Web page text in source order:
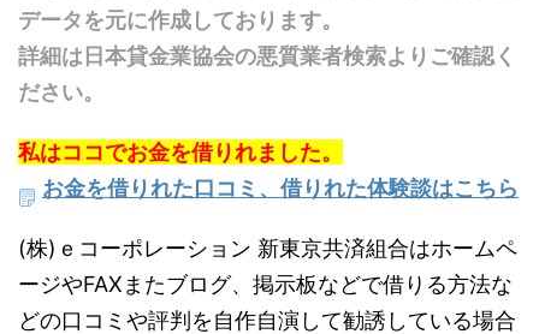
データを元に作成しております。
詳細は日本貸金業協会の悪質業者検索よりご確認く
ださい。
私はココでお金を借りれました。
お金を借りれた口コミ、借りれた体験談はこちら
(株)ｅコーポレーション 新東京共済組合はホームペ
ージやFAXまたブログ、掲示板などで借りる方法な
どの口コミや評判を自作自演して勧誘している場合